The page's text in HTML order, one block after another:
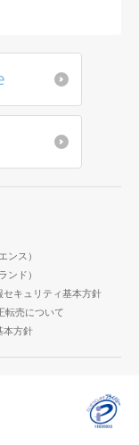
ンス）
ンド）
セキュリティ基本方針
転売について
本方針